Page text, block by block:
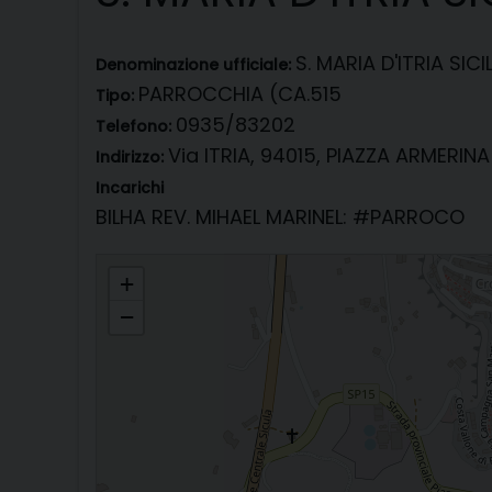
Denominazione ufficiale: S. MARIA D'ITRIA
Tipo: PARROCCHIA (CA.515
Telefono: 0935/83202
Indirizzo: Via ITRIA, 94015, PIAZZA ARMERINA
Incarichi
BILHA REV. MIHAEL MARINEL: #PARROCO
+
−